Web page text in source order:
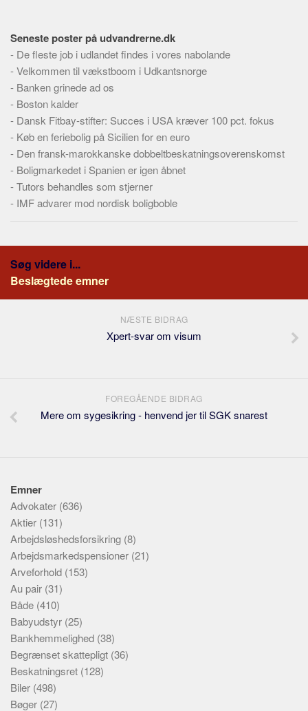
Seneste poster på udvandrerne.dk
- De fleste job i udlandet findes i vores nabolande
-Velkommen til vækstboom i Udkantsnorge
- Banken grinede ad os
- Boston kalder
- Dansk Fitbay-stifter: Succes i USA kræver 100 pct. fokus
- Køb en feriebolig på Sicilien for en euro
- Den fransk-marokkanske dobbeltbeskatningsoverenskomst
- Boligmarkedet i Spanien er igen åbnet
-Tutors behandles som stjerner
- IMF advarer mod nordisk boligboble
Søg videre i...
Beslægtede emner
NÆSTE BIDRAG
Xpert-svar om visum
FOREGÅENDE BIDRAG
Mere om sygesikring - henvend jer til SGK snarest
Emner
Advokater (636)
Aktier (131)
Arbejdsløshedsforsikring (8)
Arbejdsmarkedspensioner (21)
Arveforhold (153)
Au pair (31)
Både (410)
Babyudstyr (25)
Bankhemmelighed (38)
Begrænset skattepligt (36)
Beskatningsret (128)
Biler (498)
Bøger (27)